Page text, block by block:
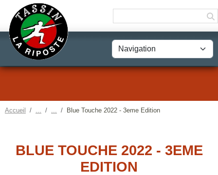
Accueil Blue Touche 2022 - 3eme Edition
BLUE TOUCHE 2022 - 3EME
EDITION
Panneau de gestion des cookies